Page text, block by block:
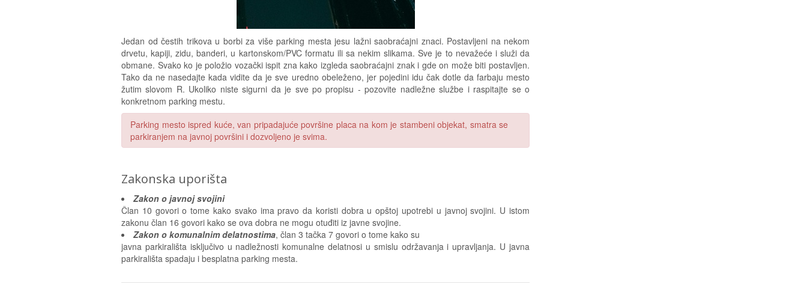
Jedan od čestih trikova u borbi za više parking mesta jesu lažni saobraćajni znaci. Postavljeni na nekom
drvetu, kapiji, zidu, banderi, u kartonskom/PVC formatu ili sa nekim slikama. Sve je to nevažeće i služi da
obmane. Svako ko je položio vozački ispit zna kako izgleda saobraćajni znak i gde on može biti postavljen.
Tako da ne nasedajte kada vidite da je sve uredno obeleženo, jer pojedini idu čak dotle da farbaju mesto
žutim slovom R. Ukoliko niste sigurni da je sve po propisu - pozovite nadležne službe i raspitajte se o
konkretnom parking mestu.
Parking mesto ispred kuće, van pripadajuće površine placa na kom je stambeni objekat, smatra se
parkiranjem na javnoj površini i dozvoljeno je svima.
Zakonska uporišta
Zakon o javnoj svojini
Član 10 govori o tome kako svako ima pravo da koristi dobra u opštoj upotrebi u javnoj svojini. U istom
zakonu član 16 govori kako se ova dobra ne mogu otuđiti iz javne svojine.
Zakon o komunalnim delatnostima, član 3 tačka 7 govori o tome kako su
javna parkirališta isključivo u nadležnosti komunalne delatnosi u smislu održavanja i upravljanja. U javna
parkirališta spadaju i besplatna parking mesta.